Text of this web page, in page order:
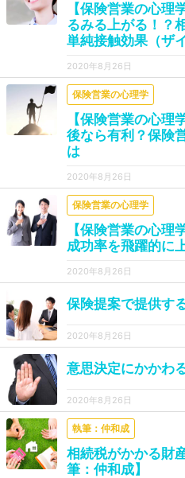
【保険営業の心
るみる上がる！？
単純接触効果（ザ
2020年8月26日
保険営業の心理学
【保険営業の心
後なら有利？保険
は
2020年8月26日
保険営業の心理学
【保険営業の心
成功率を飛躍的に
2020年8月26日
保険提案で提供す
2020年8月26日
意思決定にかかわ
2020年8月26日
執筆：仲和成
相続税がかかる財
筆：仲和成】